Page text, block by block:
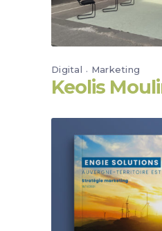
Digital Marketing
Keolis